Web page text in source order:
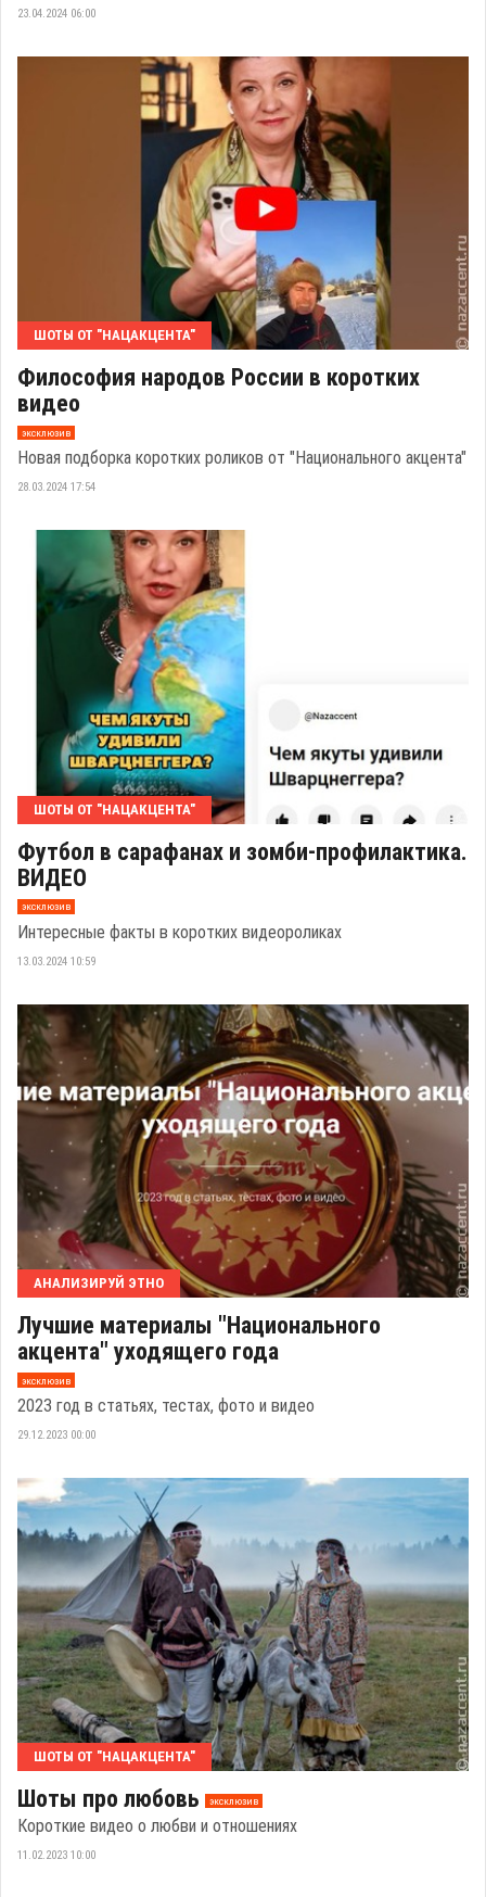
23.04.2024 06:00
ШОТЫ ОТ "НАЦАКЦЕНТА"
Философия народов России в коротких
видео
эксклюзив
Новая подборка коротких роликов от "Национального акцента"
28.03.2024 17:54
ШОТЫ ОТ "НАЦАКЦЕНТА"
Футбол в сарафанах и зомби-профилактика.
ВИДЕО
эксклюзив
Интересные факты в коротких видеороликах
13.03.2024 10:59
АНАЛИЗИРУЙ ЭТНО
Лучшие материалы "Национального
акцента" уходящего года
эксклюзив
2023 год в статьях, тестах, фото и видео
29.12.2023 00:00
ШОТЫ ОТ "НАЦАКЦЕНТА"
Шоты про любовь эксклюзив
Короткие видео о любви и отношениях
11.02.2023 10:00